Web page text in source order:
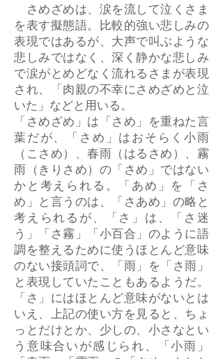
さめざめは、涙を流して泣くさま
を表す擬態語。比較的強い悲しみの
表現ではあるが、大声で叫ぶような
悲しみではなく、深く静かな悲しみ
で涙がとめどなく流れるさまが表現
され、「肉親の不幸にさめざめと泣
いた」などと用いる。
「さめざめ」は「さめ」を重ねた言
葉だが、「さめ」はおそらく小雨
（こさめ）、春雨（はるさめ）、霧
雨（きりさめ）の「さめ」ではない
かと考えられる。「あめ」を「さ
め」と言うのは、「さあめ」の略と
考えられるが、「さ」は、「さ迷
う」「さ霧」「小百合」のように語
調を整えるために使うほとんど意味
のない接頭詞で、「雨」を「さ雨」
と表現していたこともあるようだ。
「さ」にはほとんど意味がないとは
いえ、上記の使い方を見ると、ちょ
っとだけとか、少しの、小さなとい
う意味合いが感じられ、「小雨」